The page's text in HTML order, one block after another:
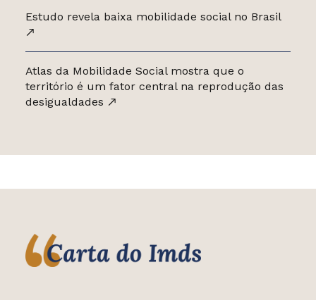
Estudo revela baixa mobilidade social no Brasil
Atlas da Mobilidade Social mostra que o
território é um fator central na reprodução das
desigualdades